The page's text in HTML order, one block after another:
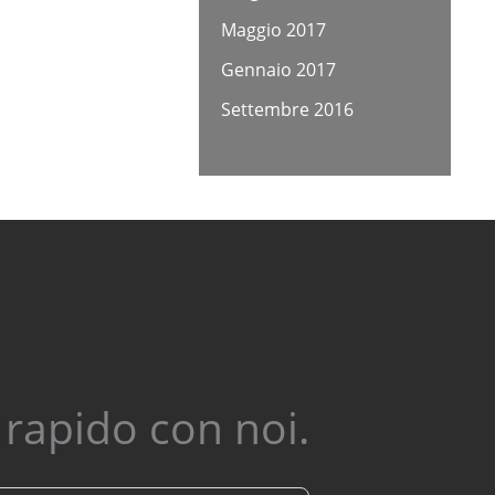
Maggio 2017
Gennaio 2017
Settembre 2016
con noi.